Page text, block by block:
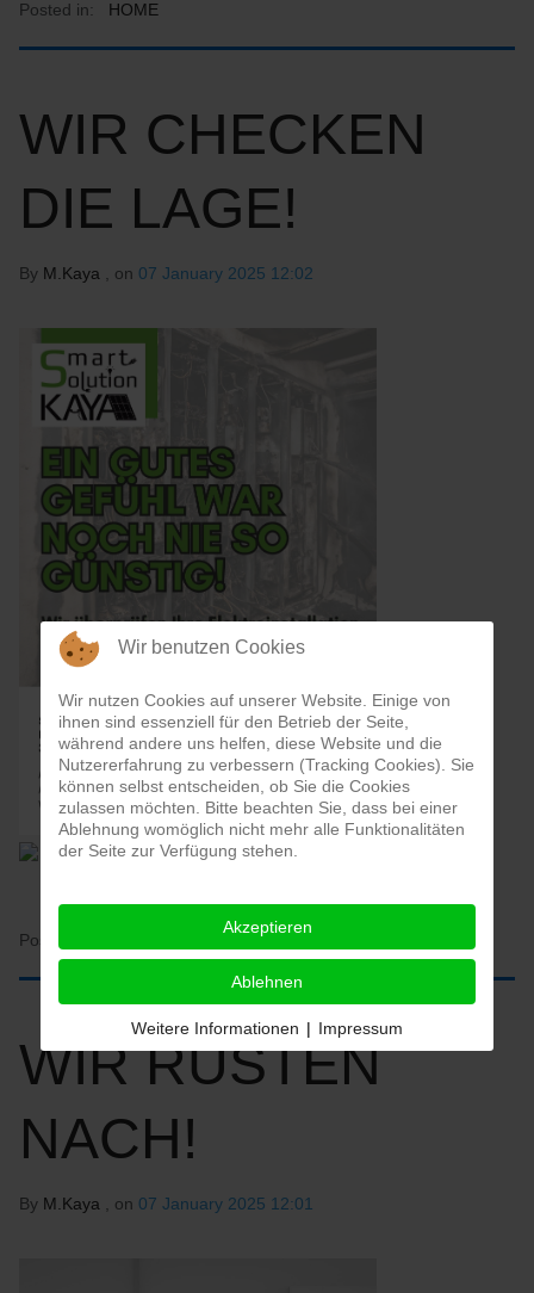
Posted in: HOME
WIR CHECKEN
DIE LAGE!
By M.Kaya , on 07 January 2025 12:02
Posted in:
WIR RÜSTEN
NACH!
By M.Kaya , on 07 January 2025 12:01
Wir benutzen Cookies
Wir nutzen Cookies auf unserer Website. Einige von
ihnen sind essenziell für den Betrieb der Seite,
während andere uns helfen, diese Website und die
Nutzererfahrung zu verbessern (Tracking Cookies). Sie
können selbst entscheiden, ob Sie die Cookies
zulassen möchten. Bitte beachten Sie, dass bei einer
Ablehnung womöglich nicht mehr alle Funktionalitäten
der Seite zur Verfügung stehen.
Akzeptieren
Ablehnen
Weitere Informationen | Impressum